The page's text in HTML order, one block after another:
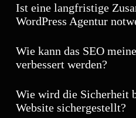
Ist eine langfristige
WordPress Agentur
Wie kann das SEO
verbessert werden?
Wie wird die Sicherheit
Website sichergestellt?